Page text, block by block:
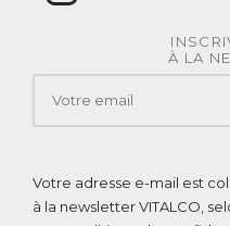
À LA
Votre adresse e-mail est
à la newsletter VITALCO,